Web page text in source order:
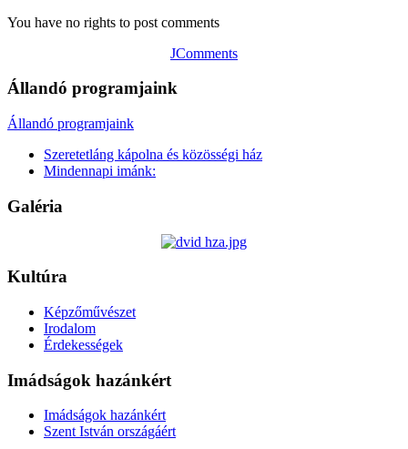
You have no rights to post comments
JComments
Állandó programjaink
Állandó programjaink
Szeretetláng kápolna és közösségi ház
Mindennapi imánk:
Galéria
Kultúra
Képzőművészet
Irodalom
Érdekességek
Imádságok hazánkért
Imádságok hazánkért
Szent István országáért